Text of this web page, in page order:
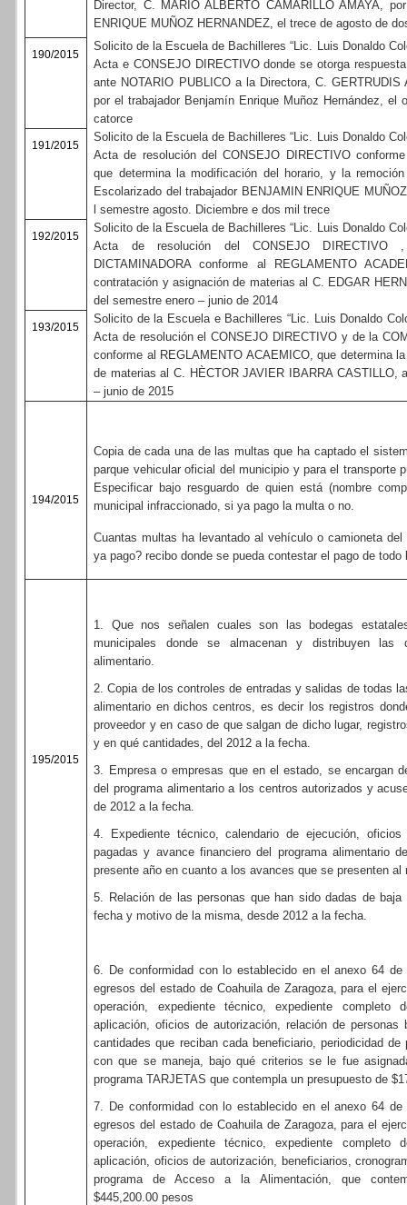
Director, C. MARIO ALBERTO CAMARILLO AMAYA,
ENRIQUE MUÑOZ HERNANDEZ, el trece de agosto de
190/2015
Solicito de la Escuela de Bachilleres “Lic. Luis Donaldo
Acta e CONSEJO DIRECTIVO donde se otorga
ante NOTARIO PUBLICO a la Directora, C. GERTRUDIS
por el trabajador Benjamín Enrique Muñoz Hernández, el
catorce
191/2015
Solicito de la Escuela de Bachilleres “Lic. Luis Donaldo
Acta de resolución del CONSEJO DIRECTIVO
que determina la modificación del horario, y la
Escolarizado del trabajador BENJAMIN ENRIQUE
l semestre agosto. Diciembre e dos mil trece
192/2015
Solicito de la Escuela de Bachilleres “Lic. Luis Donaldo
Acta de resolución del CONSEJO
DICTAMINADORA conforme al REGLAMENTO
contratación y asignación de materias al C. EDGAR
del semestre enero – junio de 2014
193/2015
Solicito de la Escuela e Bachilleres “Lic. Luis Donaldo
Acta de resolución el CONSEJO DIRECTIVO y de la
conforme al REGLAMENTO ACAEMICO, que determina
de materias al C. HÈCTOR JAVIER IBARRA CASTILLO,
– junio de 2015
194/2015
Copia de cada una de las multas que ha captado el
parque vehicular oficial del municipio y para el transporte
Especificar bajo resguardo de quien está (nombre
municipal infraccionado, si ya pago la multa o no.
Cuantas multas ha levantado al vehículo o camioneta
ya pago? recibo donde se pueda contestar el pago de todo
195/2015
1. Que nos señalen cuales son las bodegas
municipales donde se almacenan y distribuyen las
alimentario.
2. Copia de los controles de entradas y salidas de todas
alimentario en dichos centros, es decir los registros
proveedor y en caso de que salgan de dicho lugar,
y en qué cantidades, del 2012 a la fecha.
3. Empresa o empresas que en el estado, se encargan
del programa alimentario a los centros autorizados y
de 2012 a la fecha.
4. Expediente técnico, calendario de ejecución,
pagadas y avance financiero del programa alimentario
presente año en cuanto a los avances que se presenten al
5. Relación de las personas que han sido dadas de baja
fecha y motivo de la misma, desde 2012 a la fecha.
6. De conformidad con lo establecido en el anexo 64
egresos del estado de Coahuila de Zaragoza, para el
operación, expediente técnico, expediente completo
aplicación, oficios de autorización, relación de personas
cantidades que reciban cada beneficiario, periodicidad
con que se maneja, bajo qué criterios se le fue
programa TARJETAS que contempla un presupuesto de
7. De conformidad con lo establecido en el anexo 64
egresos del estado de Coahuila de Zaragoza, para el
operación, expediente técnico, expediente completo
aplicación, oficios de autorización, beneficiarios,
programa de Acceso a la Alimentación, que
$445,200.00 pesos